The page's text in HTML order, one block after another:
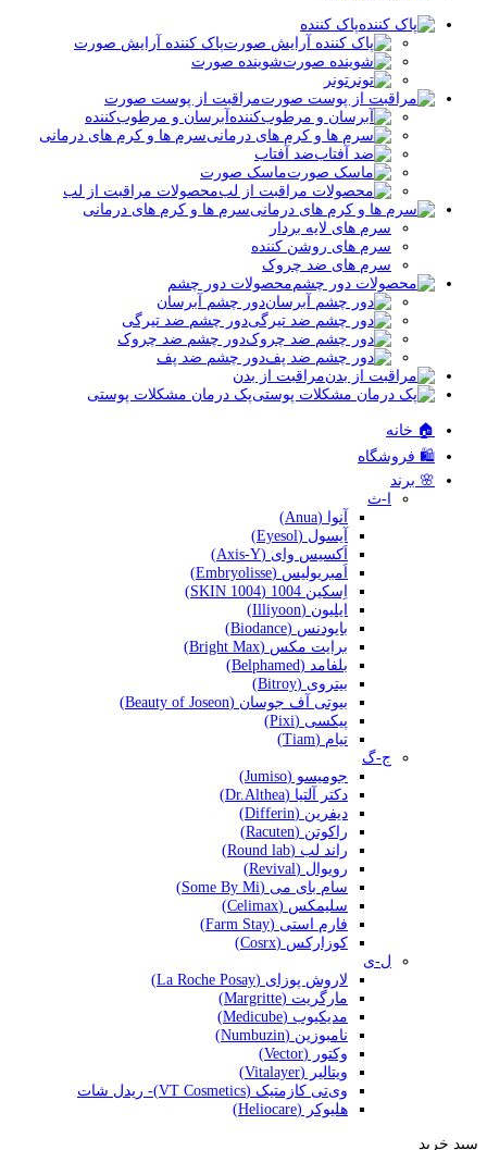
پاک کننده
پاک کننده آرایش صورت
شوینده صورت
تونر
مراقبت از پوست صورت
آبرسان و مرطوب‌کننده
سرم ها و کرم های درمانی
ضد آفتاب
ماسک صورت
محصولات مراقبت از لب
سرم ها و کرم های درمانی
سرم های لایه بردار
سرم های روشن کننده
سرم های ضد چروک
محصولات دور چشم
دور چشم آبرسان
دور چشم ضد تیرگی
دور چشم ضد چروک
دور چشم ضد پف
مراقبت از بدن
پک درمان مشکلات پوستی
🏠 خانه
🛍️ فروشگاه
🌸 برند
ا-ث
آنوا (Anua)
آیسول (Eyesol)
اَکسیس وای (Axis-Y)
اَمبریولیس (Embryolisse)
اِسکین 1004 (SKIN 1004)
ایلیون (Illiyoon)
بایودنس (Biodance)
برایت مکس (Bright Max)
بلفامد (Belphamed)
بیتروی (Bitroy)
بیوتی آف جوسان (Beauty of Joseon)
پیکسی (Pixi)
تیام (Tiam)
ج-گ
جومیسو (Jumiso)
دکتر آلتیا (Dr.Althea)
دیفرین (Differin)
راکوتن (Racuten)
راند لب (Round lab)
رویوال (Revival)
سام بای می (Some By Mi)
سلیمکس (Celimax)
فارم استی (Farm Stay)
کوزارکس (Cosrx)
ل-ی
لاروش پوزای (La Roche Posay)
مارگریت (Margritte)
مدیکیوب (Medicube)
نامبوزین (Numbuzin)
وکتور (Vector)
ویتالیر (Vitalayer)
وی‌تی کازمتیک (VT Cosmetics)- ریدل شات
هلیوکر (Heliocare)
سبد خرید